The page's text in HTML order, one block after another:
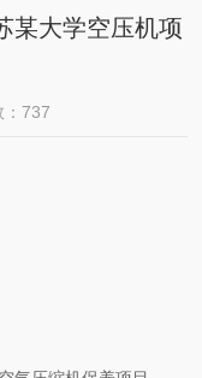
某大学空压机项
：737